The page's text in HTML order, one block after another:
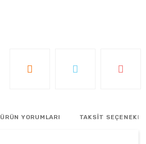
ÜRÜN YORUMLARI TAKSİT